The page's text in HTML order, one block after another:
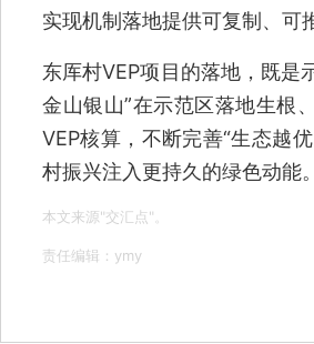
实现机制落地提供可复制、可
东厍村VEP项目的落地，既是
金山银山”在示范区落地生根
VEP核算，不断完善“生态越
村振兴注入更持久的绿色动能。
本文来源"交汇点"。
责任编辑：ymy